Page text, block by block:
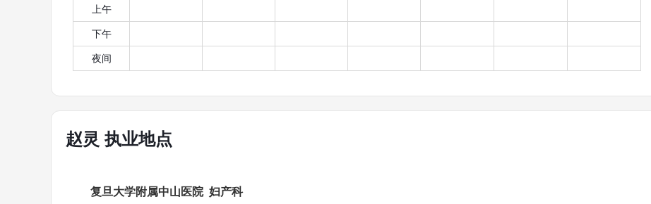
上午
下午
夜间
赵灵 执业地点
复旦大学附属中山医院 妇产科